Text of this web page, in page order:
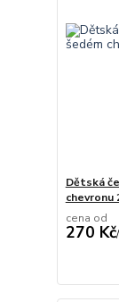
Dětská
chevronu
cena od
270 Kč/